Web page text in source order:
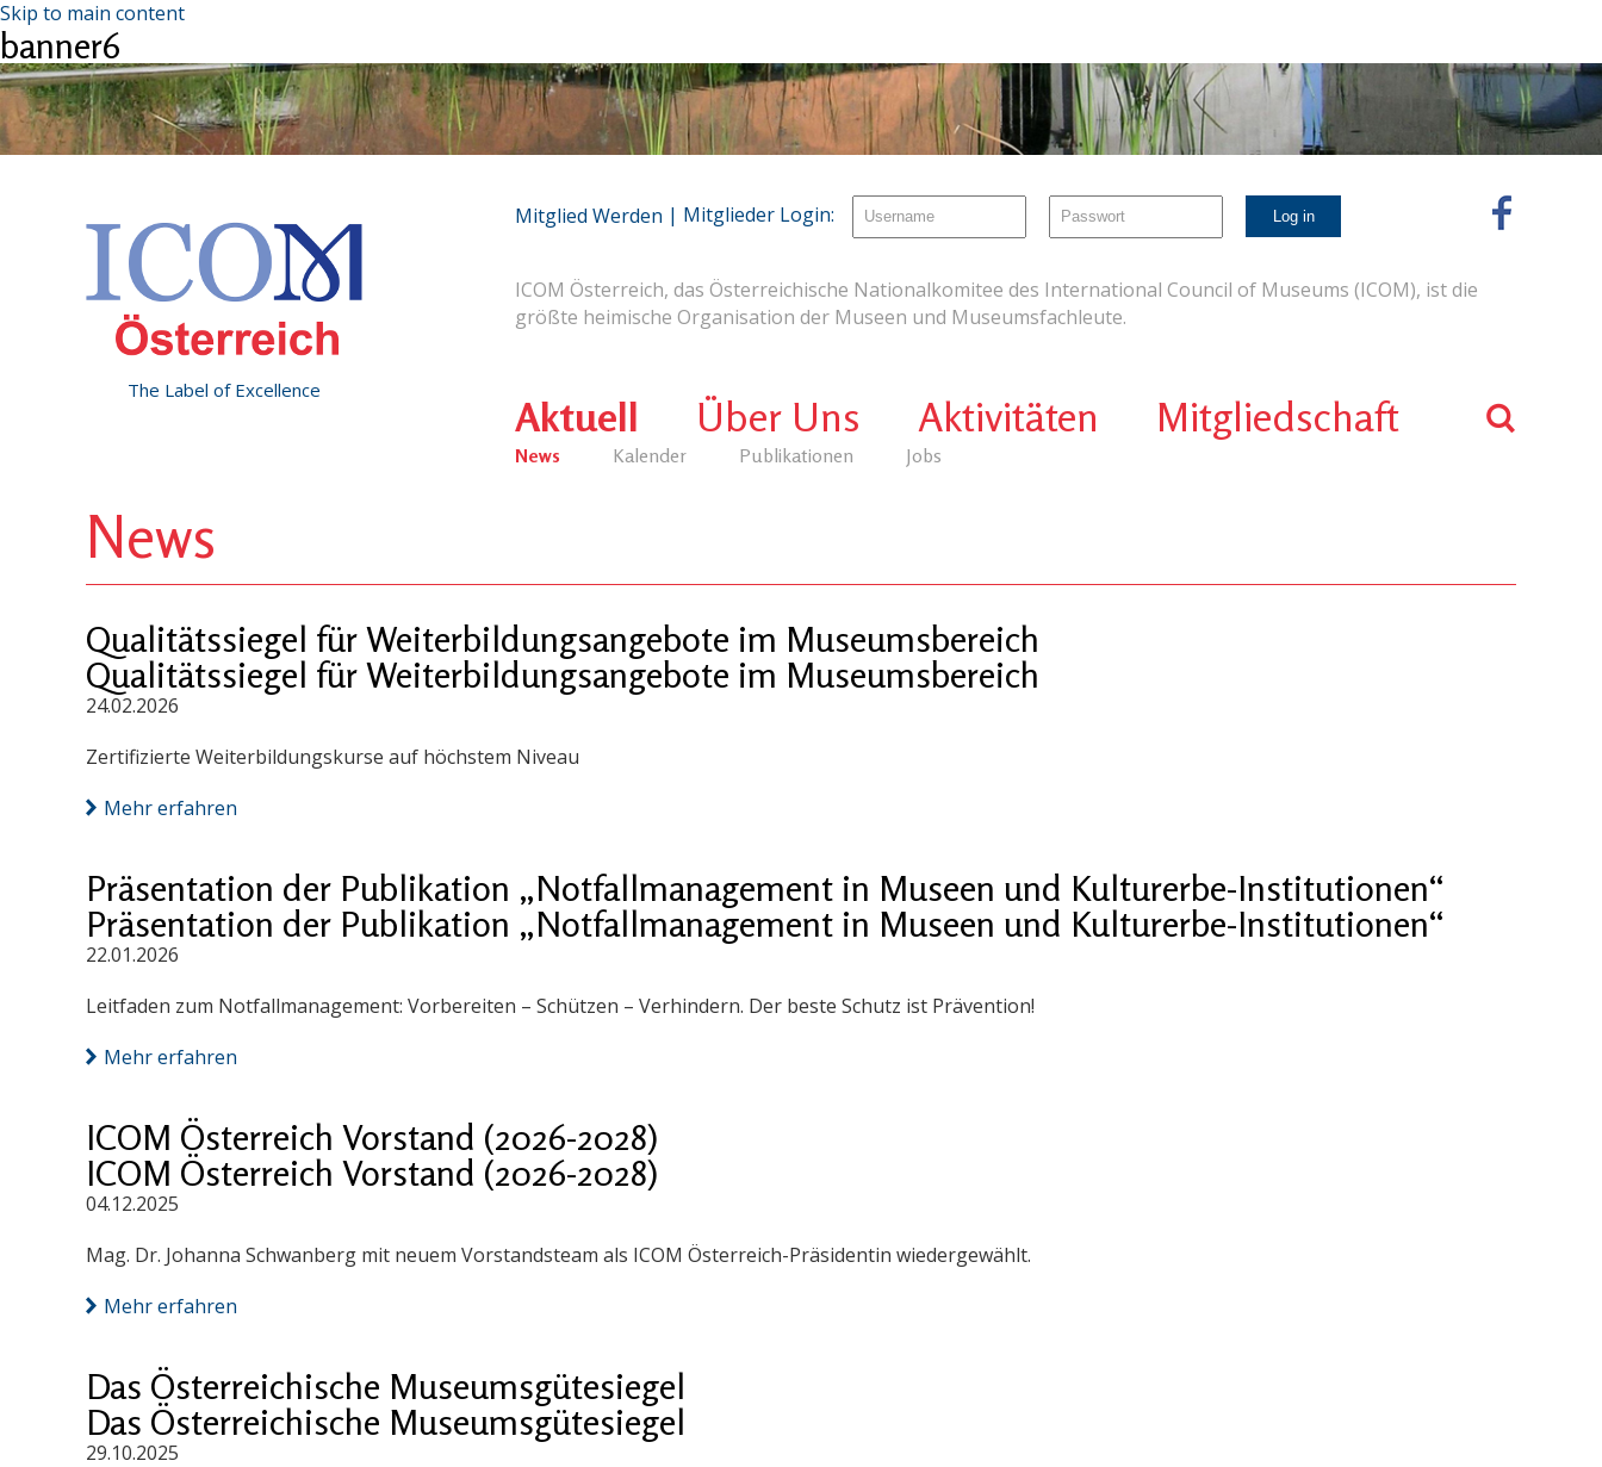
Skip to main content
banner6
The Label of Excellence
ICOM Österreich, das Österreichische Nationalkomitee des International Council of Museums (ICOM), ist die
größte heimische Organisation der Museen und Museumsfachleute.
Aktuell
News Kalender Publikationen Jobs
Über Uns Aktivitäten Mitgliedschaft
Mitglied Werden | Mitglieder Login:
News
Qualitätssiegel für Weiterbildungsangebote im Museumsbereich
Qualitätssiegel für Weiterbildungsangebote im Museumsbereich
24.02.2026
Zertifizierte Weiterbildungskurse auf höchstem Niveau
Mehr erfahren
Präsentation der Publikation „Notfallmanagement in Museen und Kulturerbe-Institutionen“
Präsentation der Publikation „Notfallmanagement in Museen und Kulturerbe-Institutionen“
22.01.2026
Leitfaden zum Notfallmanagement: Vorbereiten – Schützen – Verhindern. Der beste Schutz ist Prävention!
Mehr erfahren
ICOM Österreich Vorstand (2026-2028)
ICOM Österreich Vorstand (2026-2028)
04.12.2025
Mag. Dr. Johanna Schwanberg mit neuem Vorstandsteam als ICOM Österreich-Präsidentin wiedergewählt.
Mehr erfahren
Das Österreichische Museumsgütesiegel
Das Österreichische Museumsgütesiegel
29.10.2025